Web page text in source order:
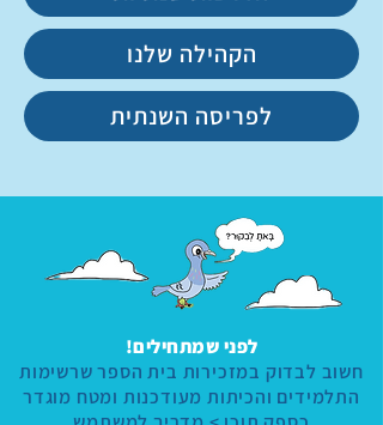
לפריסה השנתית
הקהילה שלנו
לפני שמתחילים!
חשוב לבדוק במזכירות בית הספר שרשימות
התלמידים והכיתות מעודכנות ומטח מוגדר